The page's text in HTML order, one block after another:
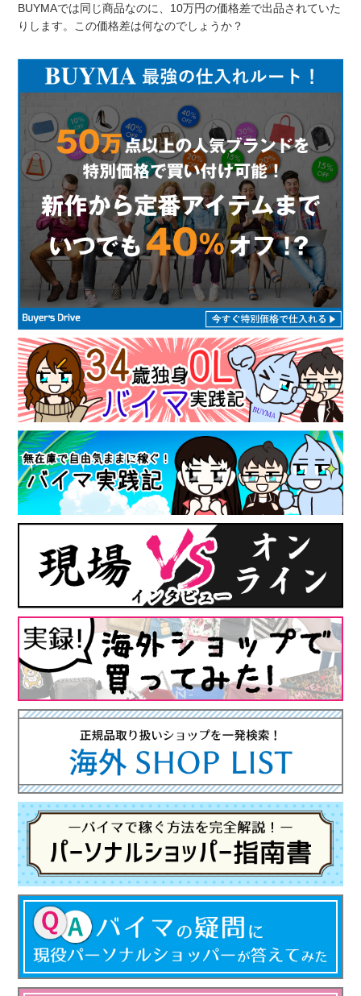
BUYMAでは同じ商品なのに、10万円の価格差で出品されていた
りします。この価格差は何なのでしょうか？